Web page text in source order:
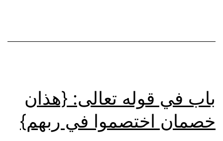
باب في قوله تعالى: {هذان
خصمان اختصموا في ربهم}